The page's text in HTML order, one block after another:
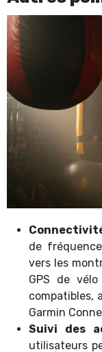
de
vers les
GPS de vélo
compatibles,
Garmin
Suivi des
utilisateurs